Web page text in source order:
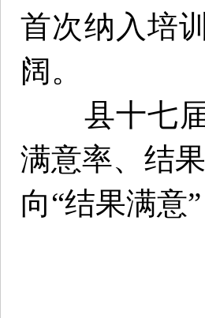
首次纳入培
阔。
县十七届
满意率、结
向“结果满意